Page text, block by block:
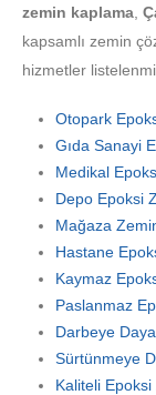
zemin kaplama,
kapsamlı zemin
hizmetler
Otopark
Gıda Sanayi
Medikal
Depo Epoksi
Mağaza
Hastane
Kaymaz
Paslanmaz
Darbeye
Sürtünmeye
Kaliteli